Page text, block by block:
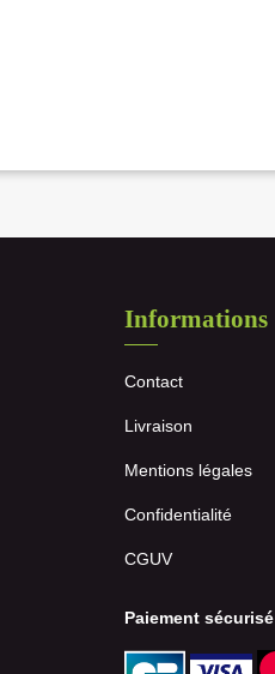
Informations
Contact
Livraison
Mentions légales
Confidentialité
CGUV
Paiement sécurisé